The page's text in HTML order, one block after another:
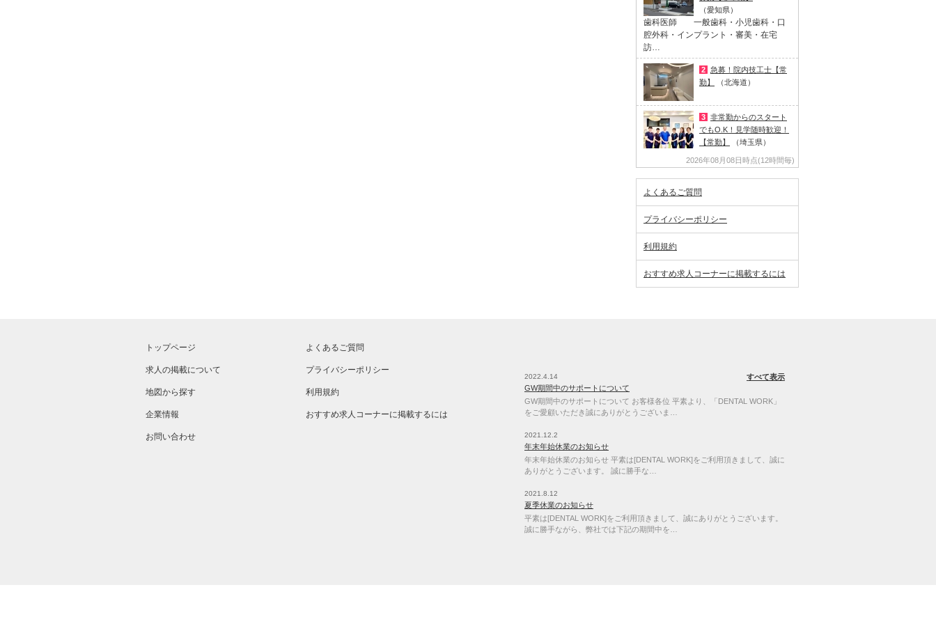
（愛知県）
歯科医師 一般歯科・小児歯科・口
腔外科・インプラント・審美・在宅
訪…
2 急募！院内技工士【常
勤】
（北海道）
3 非常勤からのスタート
でもO.K！見学随時歓迎！
【常勤】
（埼玉県）
2026年08月08日時点(12時間毎)
よくあるご質問
プライバシーポリシー
利用規約
おすすめ求人コーナーに掲載するには
トップページ
求人の掲載について
地図から探す
企業情報
お問い合わせ
よくあるご質問
プライバシーポリシー
利用規約
おすすめ求人コーナーに掲載するには
すべて表示
2022.4.14
GW期間中のサポートについて
GW期間中のサポートについて お客様各位 平素より、「DENTAL WORK」
をご愛顧いただき誠にありがとうございま…
2021.12.2
年末年始休業のお知らせ
年末年始休業のお知らせ 平素は[DENTAL WORK]をご利用頂きまして、誠に
ありがとうございます。 誠に勝手な…
2021.8.12
夏季休業のお知らせ
平素は[DENTAL WORK]をご利用頂きまして、誠にありがとうございます。
誠に勝手ながら、弊社では下記の期間中を…